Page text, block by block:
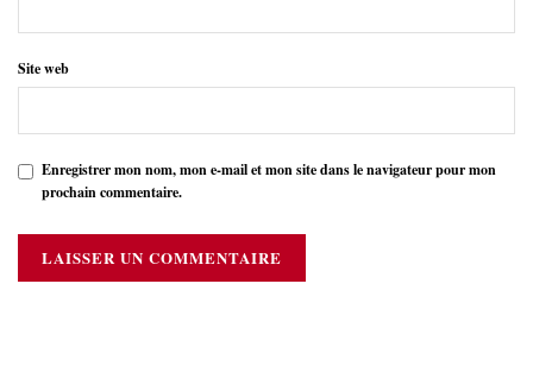
Site web
Enregistrer mon nom, mon e-mail et mon site dans le navigateur pour mon
prochain commentaire.